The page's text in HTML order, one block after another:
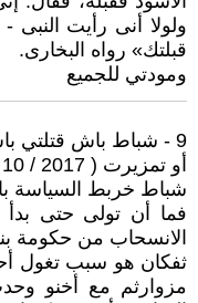
ولولا أنى رأيت
قبلتك» رواه البخارى.
ومودتي للجميع
9 - شباط باش قتلتي باش تموت
أو تمزيرت ( 2017 / 10 / 14 - 13:14 )
شباط خربط السياسة
فما أن تولى حتى
الانسحاب من حكومة
ثفكان هو سبب تغول
مزوارثم مع أخنو